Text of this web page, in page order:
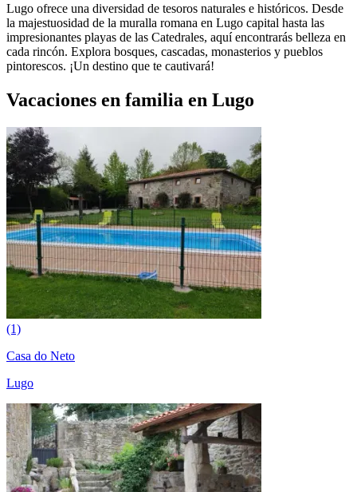
Lugo ofrece una diversidad de tesoros naturales e históricos. Desde
la majestuosidad de la muralla romana en Lugo capital hasta las
impresionantes playas de las Catedrales, aquí encontrarás belleza en
cada rincón. Explora bosques, cascadas, monasterios y pueblos
pintorescos. ¡Un destino que te cautivará!
Vacaciones en familia en Lugo
(1)
Casa do Neto
Lugo